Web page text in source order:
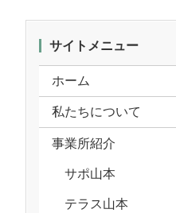
サイトメニュー
ホーム
私たちについて
事業所紹介
サポ山本
テラス山本